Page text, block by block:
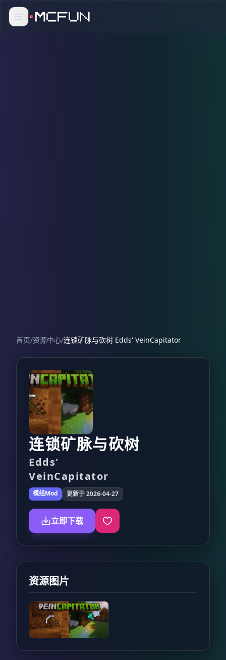
首页/资源中心/连锁矿脉与砍树 Edds' VeinCapitator
连锁矿脉与砍树
Edds'
VeinCapitator
模组Mod 更新于 2026-04-27
立即下载
资源图片